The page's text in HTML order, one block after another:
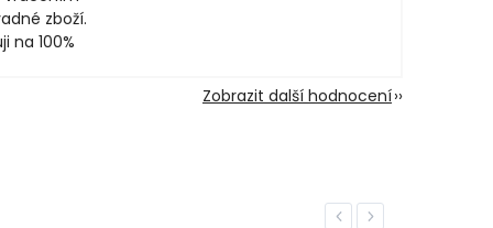
zboží.
na 100%
Zobrazit další hodnocení
Previous
Next